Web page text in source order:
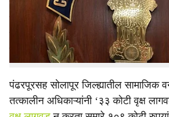
विभागाकडे (सीबीआय) वर्ग करण्यात आला
न्यायालयाच्या कोल्हापूर खंडपीठाने
या प्रकरणातील याचिकाकर्ते दादासाहेब
पंढरपूर येथे आयोजित पत्रकार परिषदेत ही
पंढरपूरसह सोलापूर जिल्ह्यातील सामाजिक
तत्कालीन अधिकाऱ्यांनी ‘३३ कोटी वृक्ष